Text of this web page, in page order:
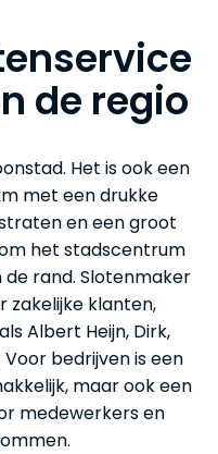
de regio
Het is ook een
met een drukke
en een groot
het stadscentrum
rand. Slotenmaker
zakelijke klanten,
Albert Heijn, Dirk,
bedrijven is een
maar ook een
medewerkers en